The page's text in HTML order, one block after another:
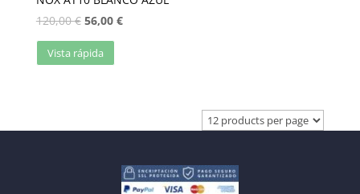
120,00€ 56,00 €
Vista rápida